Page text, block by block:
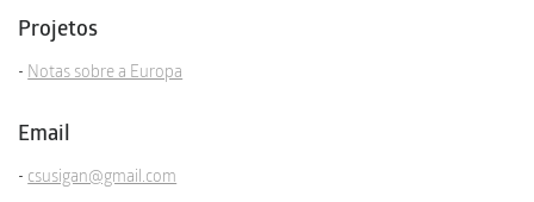
Projetos
Notas sobre a Europa
Email
csusigan@gmail.com